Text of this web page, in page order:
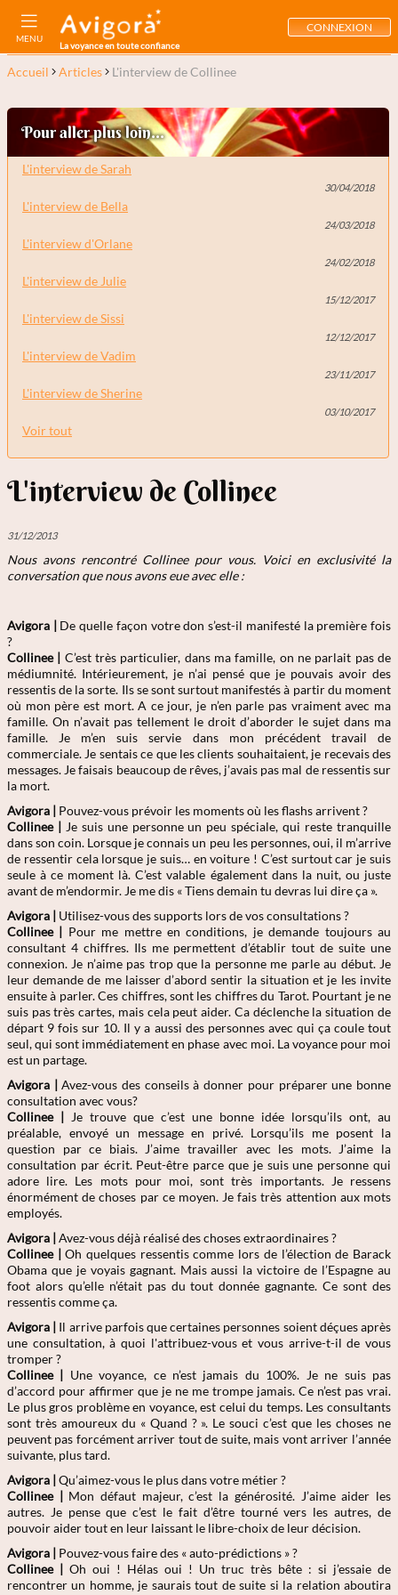
MENU
La voyance en toute confiance
CONNEXION
Accueil Articles L'interview de Collinee
Pour aller plus loin...
L'interview de Sarah
30/04/2018
L'interview de Bella
24/03/2018
L'interview d'Orlane
24/02/2018
L'interview de Julie
15/12/2017
L'interview de Sissi
12/12/2017
L'interview de Vadim
23/11/2017
L'interview de Sherine
03/10/2017
Voir tout
L'interview de Collinee
31/12/2013
Nous avons rencontré Collinee pour vous. Voici en exclusivité la
conversation que nous avons eue avec elle :
Avigora | De quelle façon votre don s’est-il manifesté la première fois
?
Collinee | C’est très particulier, dans ma famille, on ne parlait pas de
médiumnité. Intérieurement, je n’ai pensé que je pouvais avoir des
ressentis de la sorte. Ils se sont surtout manifestés à partir du moment
où mon père est mort. A ce jour, je n’en parle pas vraiment avec ma
famille. On n’avait pas tellement le droit d’aborder le sujet dans ma
famille. Je m’en suis servie dans mon précédent travail de
commerciale. Je sentais ce que les clients souhaitaient, je recevais des
messages. Je faisais beaucoup de rêves, j’avais pas mal de ressentis sur
la mort.
Avigora | Pouvez-vous prévoir les moments où les flashs arrivent ?
Collinee | Je suis une personne un peu spéciale, qui reste tranquille
dans son coin. Lorsque je connais un peu les personnes, oui, il m’arrive
de ressentir cela lorsque je suis… en voiture ! C’est surtout car je suis
seule à ce moment là. C’est valable également dans la nuit, ou juste
avant de m’endormir. Je me dis « Tiens demain tu devras lui dire ça ».
Avigora | Utilisez-vous des supports lors de vos consultations ?
Collinee | Pour me mettre en conditions, je demande toujours au
consultant 4 chiffres. Ils me permettent d’établir tout de suite une
connexion. Je n’aime pas trop que la personne me parle au début. Je
leur demande de me laisser d’abord sentir la situation et je les invite
ensuite à parler. Ces chiffres, sont les chiffres du Tarot. Pourtant je ne
suis pas très cartes, mais cela peut aider. Ca déclenche la situation de
départ 9 fois sur 10. Il y a aussi des personnes avec qui ça coule tout
seul, qui sont immédiatement en phase avec moi. La voyance pour moi
est un partage.
Avigora | Avez-vous des conseils à donner pour préparer une bonne
consultation avec vous?
Collinee |
Je trouve que c’est une bonne idée lorsqu’ils ont, au
préalable, envoyé un message en privé. Lorsqu’ils me posent la
question par ce biais. J’aime travailler avec les mots. J’aime la
consultation par écrit. Peut-être parce que je suis une personne qui
adore lire. Les mots pour moi, sont très importants. Je ressens
énormément de choses par ce moyen. Je fais très attention aux mots
employés.
Avigora | Avez-vous déjà réalisé des choses extraordinaires ?
Collinee | Oh quelques ressentis comme lors de l’élection de Barack
Obama que je voyais gagnant. Mais aussi la victoire de l’Espagne au
foot alors qu’elle n’était pas du tout donnée gagnante. Ce sont des
ressentis comme ça.
Avigora | Il arrive parfois que certaines personnes soient déçues après
une consultation, à quoi l'attribuez-vous et vous arrive-t-il de vous
tromper ?
Collinee | Une voyance, ce n’est jamais du 100%. Je ne suis pas
d’accord pour affirmer que je ne me trompe jamais. Ce n’est pas vrai.
Le plus gros problème en voyance, est celui du temps. Les consultants
sont très amoureux du « Quand ? ». Le souci c’est que les choses ne
peuvent pas forcément arriver tout de suite, mais vont arriver l’année
suivante, plus tard.
Avigora | Qu’aimez-vous le plus dans votre métier ?
Collinee | Mon défaut majeur, c’est la générosité. J’aime aider les
autres. Je pense que c’est le fait d’être tourné vers les autres, de
pouvoir aider tout en leur laissant le libre-choix de leur décision.
Avigora | Pouvez-vous faire des « auto-prédictions » ?
Collinee | Oh oui ! Hélas oui ! Un truc très bête : si j’essaie de
rencontrer un homme, je saurais tout de suite si la relation aboutira